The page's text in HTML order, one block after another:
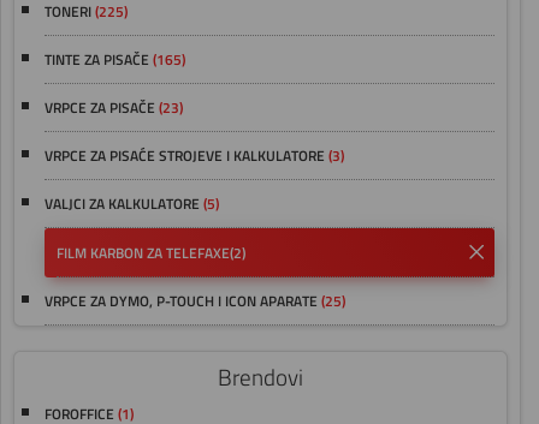
TONERI(225)
TINTE ZA PISAČE (165)
VRPCE ZA PISAČE (23)
VRPCE ZA PISAĆE STROJEVE I KALKULATORE (3)
VALJCI ZA KALKULATORE (5)
FILM KARBON ZA TELEFAXE(2)
VRPCE ZA DYMO, P-TOUCH I ICON APARATE (25)
Brendovi
FOROFFICE (1)